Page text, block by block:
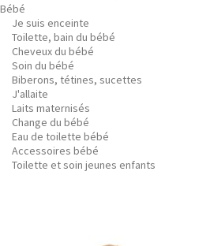
Bébé
Je suis enceinte
Toilette, bain du bébé
Cheveux du bébé
Soin du bébé
Biberons, tétines, sucettes
J'allaite
Laits maternisés
Change du bébé
Eau de toilette bébé
Accessoires bébé
Toilette et soin jeunes enfants